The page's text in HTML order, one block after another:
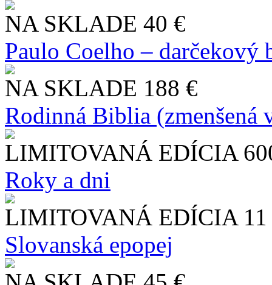
NA SKLADE 40 €
Paulo Coelho – darčekový
NA SKLADE 188 €
Rodinná Biblia (zmenšená
LIMITOVANÁ EDÍCIA
Roky a dni
LIMITOVANÁ EDÍCIA
Slo​vanská epopej